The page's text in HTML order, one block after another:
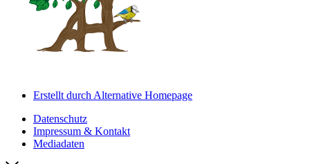
Erstellt durch Alternative Homepage
Datenschutz
Impressum & Kontakt
Mediadaten